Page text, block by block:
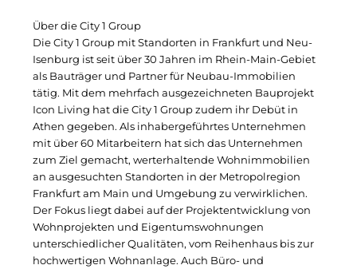
AIM
Allgemeine SÜDBODEN
City 1 Group
Clean Intralogistics Net (CIN)
Clean Power Net (CPN)
Die Macherei
Die Werkbank IT
Docunite GmbH
Über die City 1 Group
Die City 1 Group mit Standorten in Frankfurt und Neu-
Isenburg ist seit über 30 Jahren im Rhein-Main-Gebiet
als Bauträger und Partner für Neubau-Immobilien
tätig. Mit dem mehrfach ausgezeichneten Bauprojekt
Icon Living hat die City 1 Group zudem ihr Debüt in
Athen gegeben. Als inhabergeführtes Unternehmen
mit über 60 Mitarbeitern hat sich das Unternehmen
zum Ziel gemacht, werterhaltende Wohnimmobilien
an ausgesuchten Standorten in der Metropolregion
Frankfurt am Main und Umgebung zu verwirklichen.
Der Fokus liegt dabei auf der Projektentwicklung von
Wohnprojekten und Eigentumswohnungen
unterschiedlicher Qualitäten, vom Reihenhaus bis zur
hochwertigen Wohnanlage. Auch Büro- und